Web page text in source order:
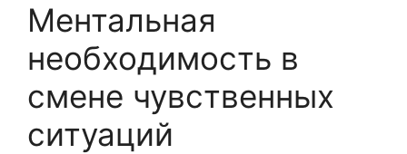
Ментальная
необходимость в
смене чувственных
ситуаций